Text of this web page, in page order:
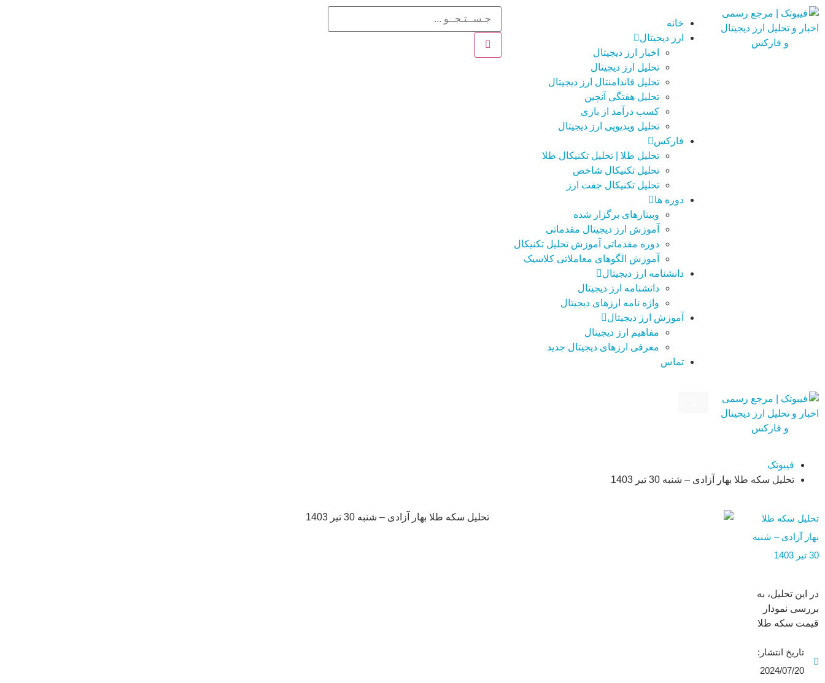
خانه
ارز دیجیتال
اخبار ارز دیجیتال
تحلیل ارز دیجیتال
تحلیل فاندامنتال ارز دیجیتال
تحلیل هفتگی آنچین
کسب درآمد از بازی
تحلیل ویدیویی ارز دیجیتال
فارکس
تحلیل طلا | تحلیل تکنیکال طلا
تحلیل تکنیکال شاخص
تحلیل تکنیکال جفت ارز
دوره ها
وبینارهای برگزار شده
آموزش ارز دیجیتال مقدماتی
دوره مقدماتی آموزش تحلیل تکنیکال
آموزش الگوهای معاملاتی کلاسیک
دانشنامه ارز دیجیتال
دانشنامه ارز دیجیتال
واژه نامه ارزهای دیجیتال
آموزش ارز دیجیتال
مفاهیم ارز دیجیتال
معرفی ارزهای دیجیتال جدید
تماس
فیبوتک
تحلیل سکه طلا بهار آزادی – شنبه 30 تیر 1403
تحلیل سکه طلا
بهار آزادی – شنبه
30 تیر 1403
در این تحلیل، به
بررسی نمودار
قیمت سکه طلا
فریم هفتگی
می‌پردازیم.در حال
تاریخ انتشار:
2024/07/20